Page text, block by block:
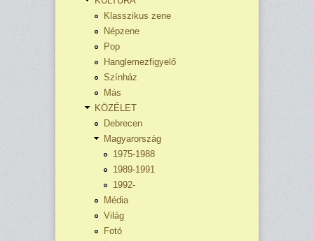
Klasszikus zene
Népzene
Pop
Hanglemezfigyelő
Színház
Más
KÖZÉLET
Debrecen
Magyarország
1975-1988
1989-1991
1992-
Média
Világ
Fotó